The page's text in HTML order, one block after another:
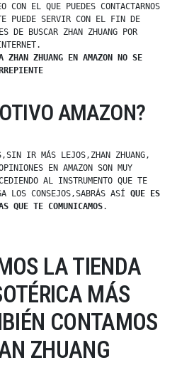
CON EL QUE PUEDES CONTACTARNOS
PUEDE SERVIR CON EL FIN DE
DE BUSCAR ZHAN ZHUANG POR
ZHAN ZHUANG EN AMAZON NO SE
AMAZON?
IR MÁS LEJOS,ZHAN ZHUANG,
EN AMAZON SON MUY
AL INSTRUMENTO QUE TE
LOS CONSEJOS,SABRÁS ASÍ QUE ES
QUE TE COMUNICAMOS.
LA TIENDA
MÁS
CONTAMOS
ZHUANG